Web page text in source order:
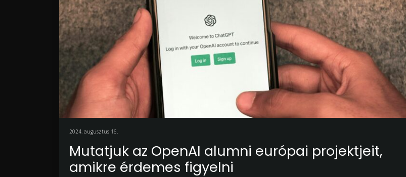
2024. augusztus 16.
Mutatjuk az OpenAI alumni európai projektjeit,
amikre érdemes figyelni